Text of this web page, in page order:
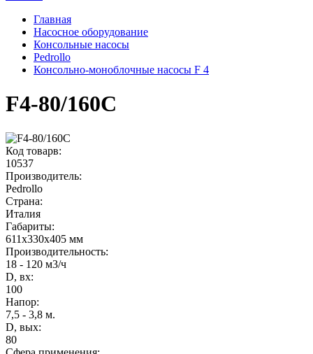
Главная
Насосное оборудование
Консольные насосы
Pedrollo
Консольно-моноблочные насосы F 4
F4-80/160C
Код товарв:
10537
Производитель:
Pedrollo
Страна:
Италия
Габариты:
611x330x405 мм
Производительность:
18 - 120 м3/ч
D, вх:
100
Напор:
7,5 - 3,8 м.
D, вых:
80